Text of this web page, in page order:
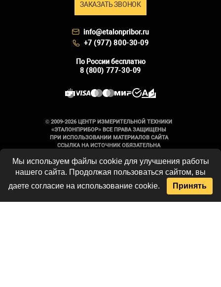
ЗАКАЗАТЬ ЗВОНОК
info@etalonpribor.ru
+7 (977) 800-30-09
По России бесплатно
8 (800) 777-30-09
© 2009-2026 ЦЕНТР ИЗМЕРИТЕЛЬНОЙ ТЕХНИКИ
«ЭТАЛОНПРИБОР» ВСЕ ПРАВА ЗАЩИЩЕНЫ
ПРИ ИСПОЛЬЗОВАНИИ МАТЕРИАЛОВ САЙТА
ССЫЛКА НА ИСТОЧНИК ОБЯЗАТЕЛЬНА
Вся информация на сайте носит
справочный характер и не является
публичной офертой, определяемой
положениями Статьи 437 Гражданского
Мы используем файлы cookie для улучшения работы
нашего сайта. Продолжая пользоваться сайтом, вы
даете согласие на использование cookie.
Принять